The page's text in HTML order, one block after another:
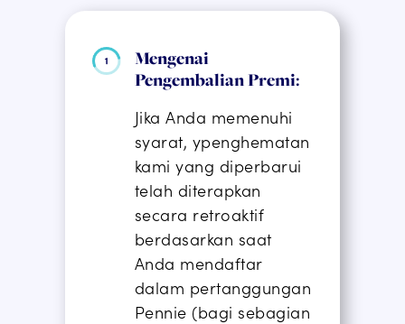
Mengenai
Pengembalian Premi:
Jika Anda memenuhi
syarat, ypenghematan
kami yang diperbarui
telah diterapkan
secara retroaktif
berdasarkan saat
Anda mendaftar
dalam pertanggungan
Pennie (bagi sebagian